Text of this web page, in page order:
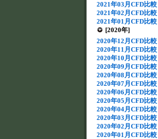
2021年03月CFD比較
2021年02月CFD比較
2021年01月CFD比較
[2020年]
2020年12月CFD比較
2020年11月CFD比較
2020年10月CFD比較
2020年09月CFD比較
2020年08月CFD比較
2020年07月CFD比較
2020年06月CFD比較
2020年05月CFD比較
2020年04月CFD比較
2020年03月CFD比較
2020年02月CFD比較
2020年01月CFD比較